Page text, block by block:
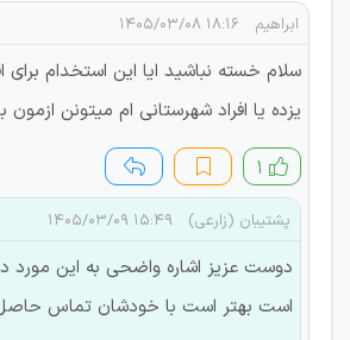
ابراهیم ۱۸:۱۶ ۱۴۰۵/۰۳/۰۸
سلام خسته نباشید ایا این استخدام برای
یزده یا افراد شهرستانی ام میتونن ازمون
۱
پشتیبان (زارعی) ۱۵:۴۹ ۱۴۰۵/۰۳/۰۹
دوست عزیز اشاره واضحی به این مورد
است بهتر است با خودشان تماس حاصل